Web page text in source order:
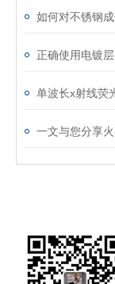
如何对不锈钢